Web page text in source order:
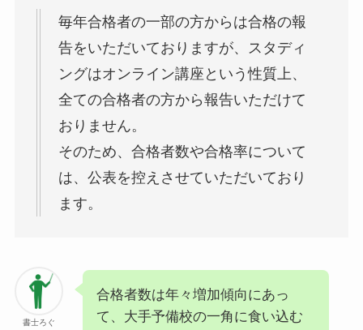
毎年合格者の一部の方からは合格の報
告をいただいておりますが、スタディ
ングはオンライン講座という性質上、
全ての合格者の方から報告いただけて
おりません。
そのため、合格者数や合格率について
は、公表を控えさせていただいており
ます。
書士ろぐ
合格者数は年々増加傾向にあっ
て、大手予備校の一角に食い込む